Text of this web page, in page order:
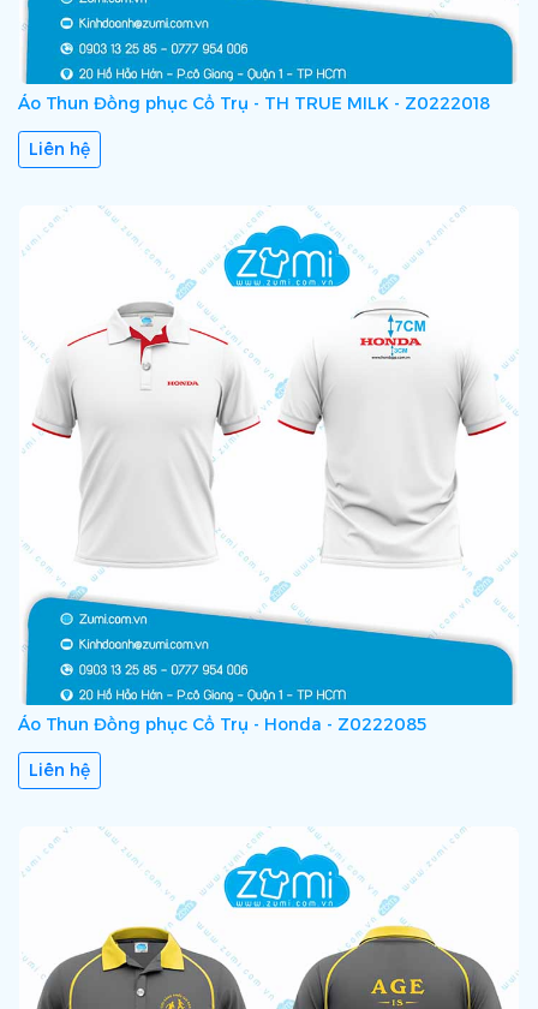
Áo Thun Đồng phục Cổ Trụ - TH TRUE MILK - Z0222018
Liên hệ
Áo Thun Đồng phục Cổ Trụ - Honda - Z0222085
Liên hệ